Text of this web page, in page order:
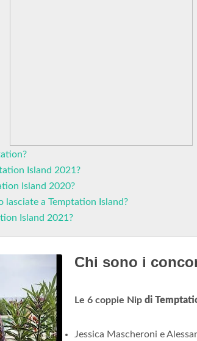
Island 2021?
Island 2020?
lasciate a Temptation Island?
Island 2021?
Chi sono i
Le 6 coppie Nip di
Jessica Mascheroni e